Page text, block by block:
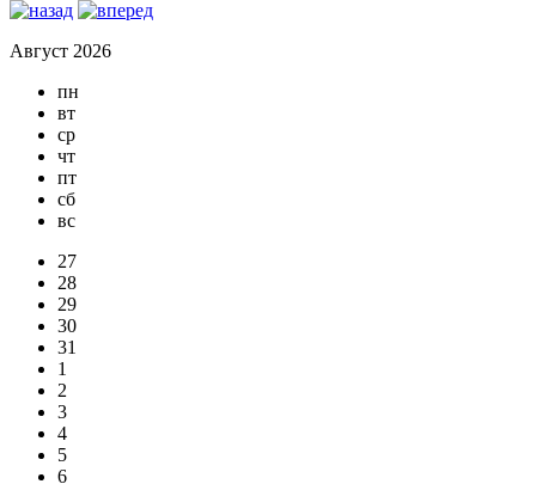
Август 2026
пн
вт
ср
чт
пт
сб
вс
27
28
29
30
31
1
2
3
4
5
6